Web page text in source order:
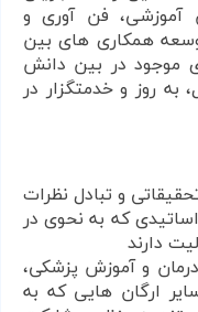
آموزشی، فن آوری و
همکاری های بین
موجود در بین دانش
به روز و خدمتگزار در
و تبادل نظرات
که به نحوی در
دارند
و آموزش پزشکی،
ارگان هایی که به